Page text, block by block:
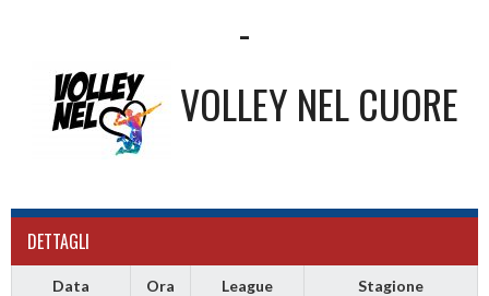
-
VOLLEY NEL CUORE
DETTAGLI
Data Ora League Stagione